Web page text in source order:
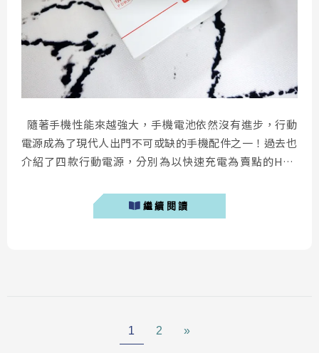
隨著手機性能來越強大，手機電池依然沒有進步，行動
電源成為了現代人出門不可或缺的手機配件之一！過去也
介紹了四款行動電源，分別為以快速充電為賣點的HTC
QC3.0行動電源！以及以外型設計為賣點的FYShop C708
行動電源；而今天要介紹的是號稱地表最強的行動電源！
繼續閱讀
1 2 »